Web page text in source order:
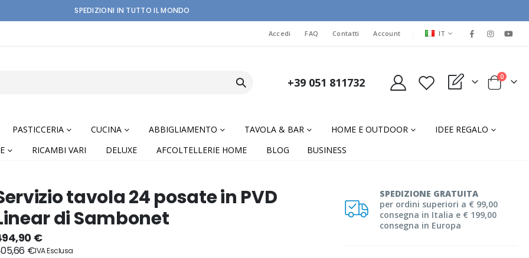
SPEDIZIONI IN TUTTO IL MONDO
Accedi FAQ Contatti Account LINGUA
IT
+39 051 811732 My Quote Cart
0elementi
PASTICCERIA CUCINA ABBIGLIAMENTO TAVOLA & BAR HOME E OUTDOOR
IDEE REGALO
RICAMBI VARI DELUXE AFCOLTELLERIE HOME BLOG BUSINESS
SPEDIZIONE GRATUITA
per ordini superiori a € 99,00
consegna in Italia e € 199,00
consegna in Europa
tavola 24 posate in PVD
di Sambonet
€
€